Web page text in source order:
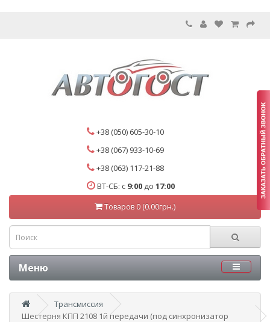
+38 (050) 605-30-10
+38 (067) 933-10-69
+38 (063) 117-21-88
ВТ-СБ: с 9:00 до 17:00
Товаров 0 (0.00грн.)
Меню
Трансмиссия
Шестерня КПП 2108 1й передачи (под синхронизатор